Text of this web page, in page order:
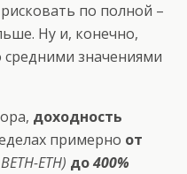
по полной –
Ну и, конечно,
значениями
доходность
примерно от
ETH) до400%